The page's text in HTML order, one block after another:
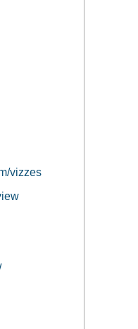
vizzes